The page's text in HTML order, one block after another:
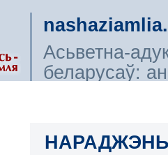
Асьветна-
беларусаў: